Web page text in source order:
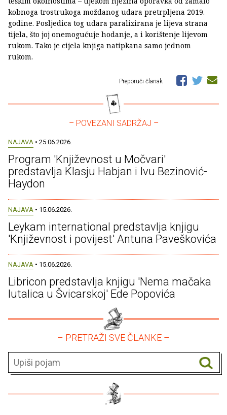
kobnoga trostrukoga moždanog udara pretrpljena 2019.
godine. Posljedica tog udara paralizirana je lijeva strana
tijela, što joj onemogućuje hodanje, a i korištenje lijevom
rukom. Tako je cijela knjiga natipkana samo jednom
rukom.
Preporuči članak
– POVEZANI SADRŽAJ –
NAJAVA • 25.06.2026.
Program 'Književnost u Močvari'
predstavlja Klasju Habjan i Ivu Bezinović-
Haydon
NAJAVA • 15.06.2026.
Leykam international predstavlja knjigu
'Književnost i povijest' Antuna Paveškovića
NAJAVA • 15.06.2026.
Libricon predstavlja knjigu 'Nema mačaka
lutalica u Švicarskoj' Ede Popovića
– PRETRAŽI SVE ČLANKE –